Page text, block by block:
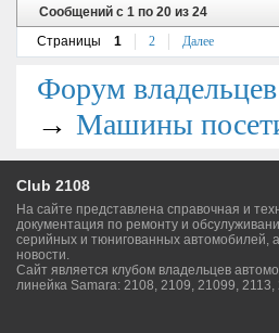
Сообщений с 1 по 20 из 24
Страницы
1 2 Далее
Форум
→ Машины
Club 2108
На сайте представлена справочная и
документация по ремонту и
серийных и тюнигованных автомобилей,
новости.
Сайт является клубом владельцев
линейка Samara: 2108, 2109, 21099, 2113,